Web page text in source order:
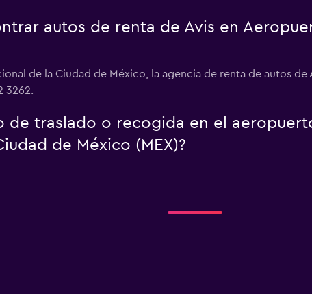
autos de renta de Avis en
de la Ciudad de México, la agencia de renta de autos de
3262.
de traslado o recogida en el
de México (MEX)?